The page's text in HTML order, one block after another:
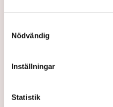
Nödvändig
Inställningar
Statistik
Boris Johnson
– höjer skatten
premiärminister givit sina
skattehöjning för att
brittiska sjukvården.